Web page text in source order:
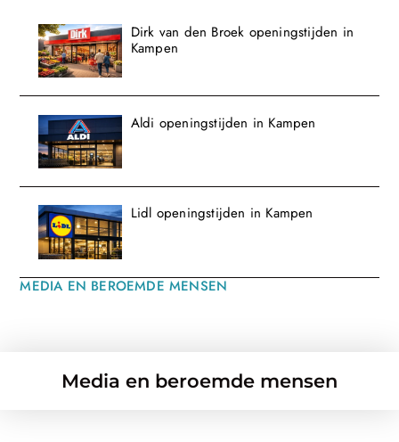
Dirk van den Broek openingstijden in
Kampen
Aldi openingstijden in Kampen
Lidl openingstijden in Kampen
MEDIA EN BEROEMDE MENSEN
Media en beroemde mensen